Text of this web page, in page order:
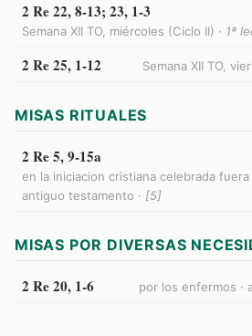
2 Re 22, 8-13; 23, 1-3
Semana XII TO, miércoles (Ciclo II) · 1ª
2 Re 25, 1-12 Semana XII TO,
MISAS RITUALES
2 Re 5, 9-15a
en la iniciacion cristiana celebrada fuera
antiguo testamento · [5]
MISAS POR DIVERSAS
2 Re 20, 1-6 por los enfermos ·